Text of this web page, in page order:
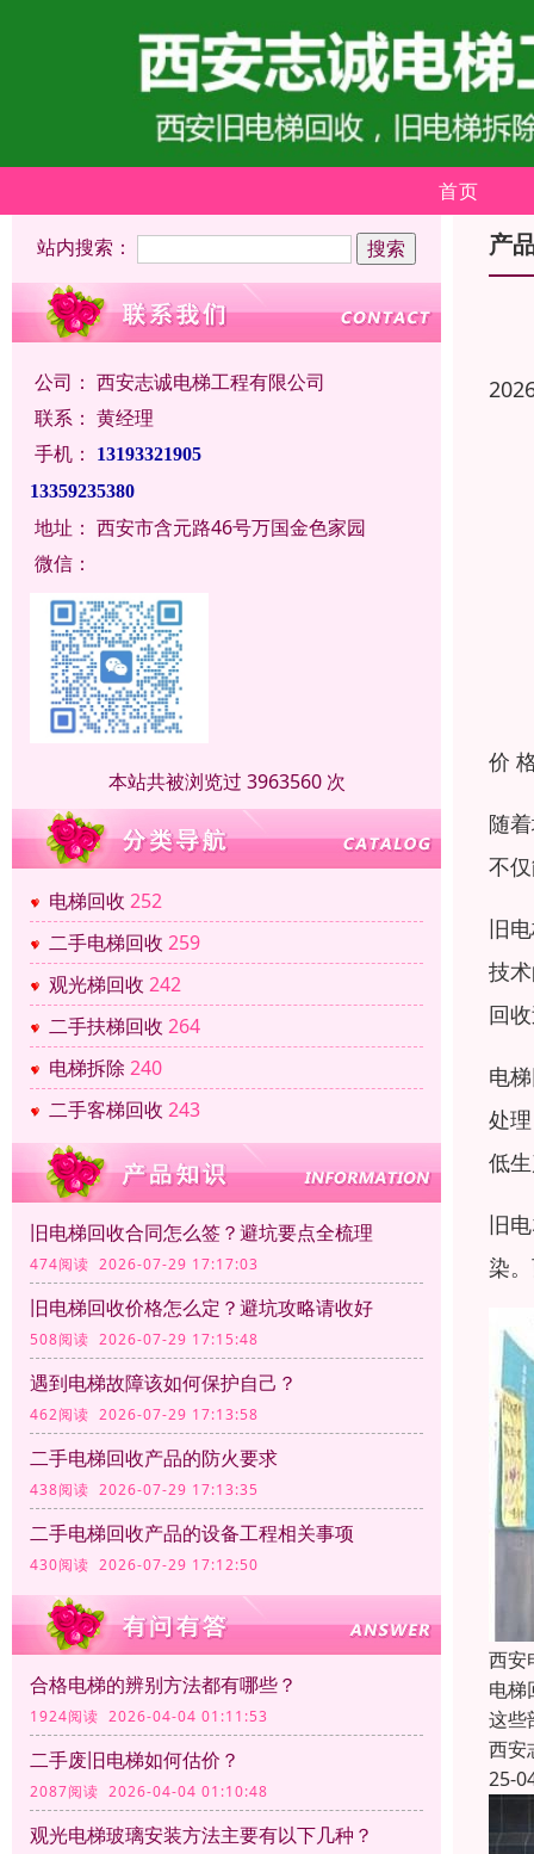
首页
站内搜索：
公司： 西安志诚电梯工程有限公司
联系： 黄经理
手机：
13193321905
13359235380
地址： 西安市含元路46号万国金色家园
微信：
本站共被浏览过 3963560 次
电梯回收 252
二手电梯回收 259
观光梯回收 242
二手扶梯回收 264
电梯拆除 240
二手客梯回收 243
旧电梯回收合同怎么签？避坑要点全梳理
474阅读 2026-07-29 17:17:03
旧电梯回收价格怎么定？避坑攻略请收好
508阅读 2026-07-29 17:15:48
遇到电梯故障该如何保护自己？
462阅读 2026-07-29 17:13:58
二手电梯回收产品的防火要求
438阅读 2026-07-29 17:13:35
二手电梯回收产品的设备工程相关事项
430阅读 2026-07-29 17:12:50
合格电梯的辨别方法都有哪些？
1924阅读 2026-04-04 01:11:53
二手废旧电梯如何估价？
2087阅读 2026-04-04 01:10:48
观光电梯玻璃安装方法主要有以下几种‌？
产
价
随
不
旧
技
回
电
处
低
旧
染
西安
电梯
这些
西安
25-